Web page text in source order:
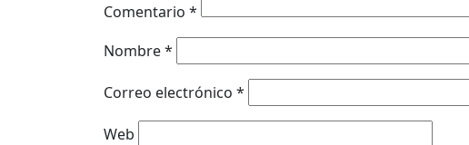
Comentario *
Nombre*
Correo electrónico *
Web